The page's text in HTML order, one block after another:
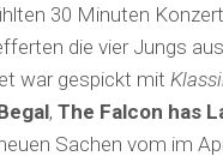
30 Minuten
die vier Jungs
war gespickt mit
, The Falcon has
Sachen vom im